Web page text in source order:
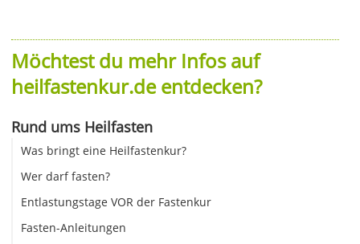
Möchtest du mehr Infos auf
heilfastenkur.de entdecken?
Rund ums Heilfasten
Was bringt eine Heilfastenkur?
Wer darf fasten?
Entlastungstage VOR der Fastenkur
Fasten-Anleitungen